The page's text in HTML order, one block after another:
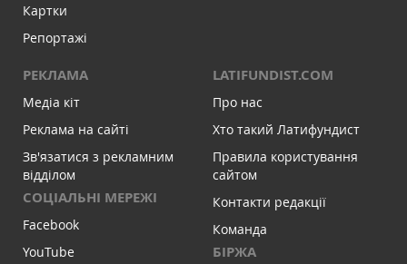
Картки
Репортажі
РЕКЛАМА
Медіа кіт
Реклама на сайті
Зв'язатися з рекламним
відділом
СОЦІАЛЬНІ МЕРЕЖІ
Facebook
YouTube
LATIFUNDIST.COM
Про нас
Хто такий Латифундист
Правила користування
сайтом
Контакти редакції
Команда
БІРЖА